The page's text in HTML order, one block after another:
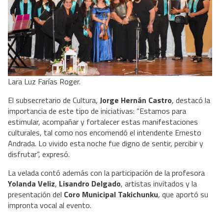
Lara Luz Farías Roger.
El subsecretario de Cultura, Jorge Hernán Castro, destacó la
importancia de este tipo de iniciativas: “Estamos para
estimular, acompañar y fortalecer estas manifestaciones
culturales, tal como nos encomendó el intendente Ernesto
Andrada. Lo vivido esta noche fue digno de sentir, percibir y
disfrutar”, expresó.
Yolanda Veliz, Lisandro Delgado, artistas invitados y la
presentación del Coro Municipal Takichunku, que aportó su
impronta vocal al evento.